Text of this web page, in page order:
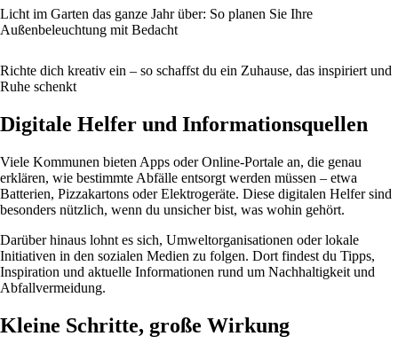
Licht im Garten das ganze Jahr über: So planen Sie Ihre
Außenbeleuchtung mit Bedacht
Richte dich kreativ ein – so schaffst du ein Zuhause, das inspiriert und
Ruhe schenkt
Digitale Helfer und Informationsquellen
Viele Kommunen bieten Apps oder Online-Portale an, die genau
erklären, wie bestimmte Abfälle entsorgt werden müssen – etwa
Batterien, Pizzakartons oder Elektrogeräte. Diese digitalen Helfer sind
besonders nützlich, wenn du unsicher bist, was wohin gehört.
Darüber hinaus lohnt es sich, Umweltorganisationen oder lokale
Initiativen in den sozialen Medien zu folgen. Dort findest du Tipps,
Inspiration und aktuelle Informationen rund um Nachhaltigkeit und
Abfallvermeidung.
Kleine Schritte, große Wirkung